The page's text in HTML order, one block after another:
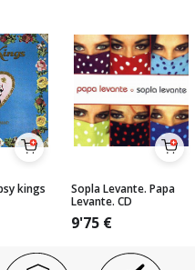
kings
Sopla Levante. Papa
Levante. CD
9'75 €